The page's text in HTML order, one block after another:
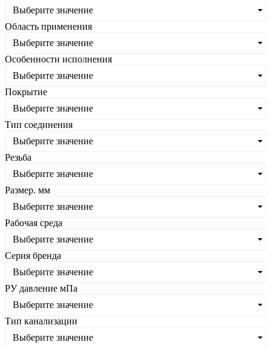
Выберите значение
Область применения
Выберите значение
Особенности исполнения
Выберите значение
Покрытие
Выберите значение
Тип соединения
Выберите значение
Резьба
Выберите значение
Размер. мм
Выберите значение
Рабочая среда
Выберите значение
Серия бренда
Выберите значение
РУ давление мПа
Выберите значение
Тип канализации
Выберите значение